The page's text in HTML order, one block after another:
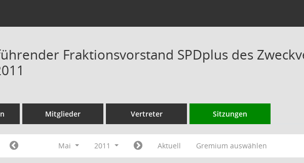
Fraktionsvorstand SPDplus des
Mitglieder Vertreter Sitzungen
Mai 2011 Aktuell Gremium auswählen